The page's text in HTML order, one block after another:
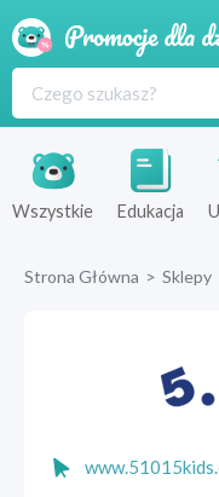
Wszystkie Edukacja
Strona Główna > Sklepy